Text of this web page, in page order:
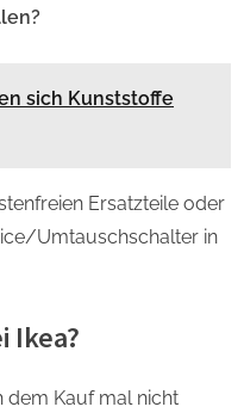
sich Kunststoffe
Ersatzteile oder
Umtauschschalter in
Ikea?
dem Kauf mal nicht